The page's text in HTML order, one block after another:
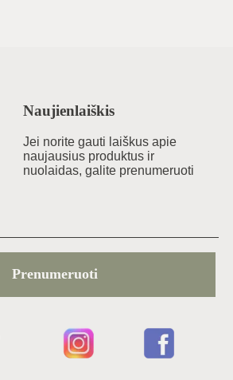
Naujienlaiškis
Jei norite gauti laiškus apie
naujausius produktus ir
nuolaidas, galite prenumeruoti
Prenumeruoti